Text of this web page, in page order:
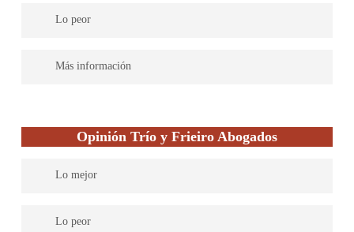
de Nacionalidades con más de 20 años de antigüedad que buscan
grado de entendimiento de sus problemas jurídicos para
Lo peor
Más información
nuevos clientes que son recomendados por aquellos.
Opinión Trío y Frieiro Abogados
Lo mejor
Lo peor